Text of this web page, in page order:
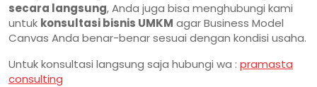
secara langsung, Anda juga bisa menghubungi kami
untuk konsultasi bisnis UMKM agar Business Model
Canvas Anda benar-benar sesuai dengan kondisi usaha.
Untuk konsultasi langsung saja hubungi wa : pramasta
consulting